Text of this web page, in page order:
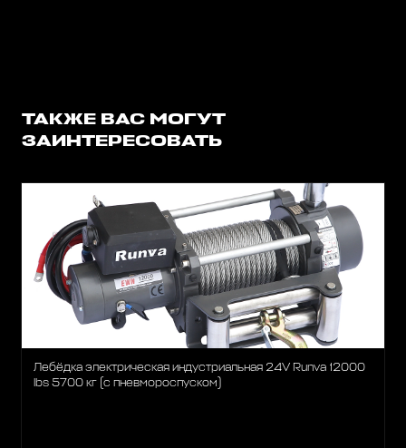
ТАКЖЕ ВАС МОГУТ
ЗАИНТЕРЕСОВАТЬ
Лебёдка электрическая индустриальная 24V Runva 12000
lbs 5700 кг (c пневмороспуском)